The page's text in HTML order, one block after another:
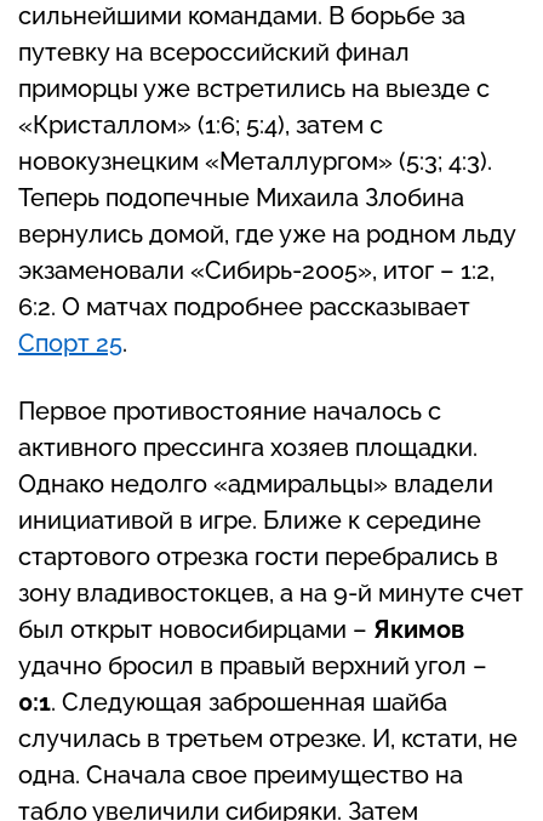
сильнейшими командами. В борьбе за
путевку на всероссийский финал
приморцы уже встретились на выезде с
«Кристаллом» (1:6; 5:4), затем с
новокузнецким «Металлургом» (5:3; 4:3).
Теперь подопечные Михаила Злобина
вернулись домой, где уже на родном льду
экзаменовали «Сибирь-2005», итог – 1:2,
6:2. О матчах подробнее рассказывает
Спорт 25.
Первое противостояние началось с
активного прессинга хозяев площадки.
Однако недолго «адмиральцы» владели
инициативой в игре. Ближе к середине
стартового отрезка гости перебрались в
зону владивостокцев, а на 9-й минуте счет
был открыт новосибирцами – Якимов
удачно бросил в правый верхний угол –
0:1. Следующая заброшенная шайба
случилась в третьем отрезке. И, кстати, не
одна. Сначала свое преимущество на
табло увеличили сибиряки. Затем